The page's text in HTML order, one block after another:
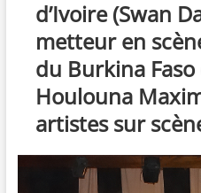
d’Ivoire (Swan
metteur en
du Burkina Faso
Houlouna
artistes sur